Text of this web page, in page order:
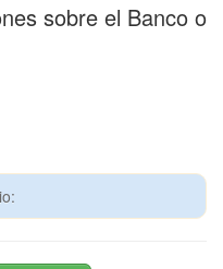
sobre el Banco o